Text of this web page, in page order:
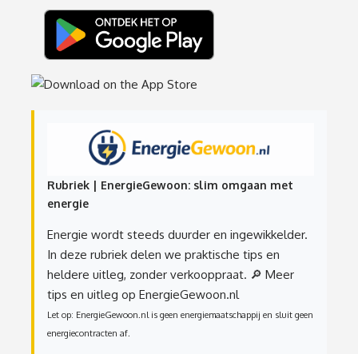
Rubriek | EnergieGewoon: slim omgaan met
energie
Energie wordt steeds duurder en ingewikkelder.
In deze rubriek delen we praktische tips en
heldere uitleg, zonder verkooppraat. 🔎 Meer
tips en uitleg op EnergieGewoon.nl
Let op: EnergieGewoon.nl is geen energiemaatschappij en sluit geen
energiecontracten af.